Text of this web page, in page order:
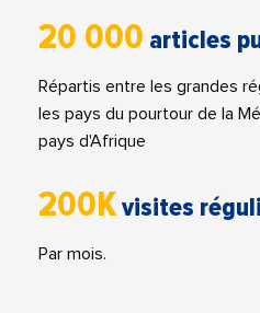
20 000 articles
Répartis entre les grandes
les pays du pourtour de la
pays d'Afrique
200Kvisites
Par mois.